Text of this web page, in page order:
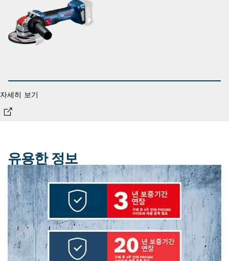
자세히 보기
유용한 정보